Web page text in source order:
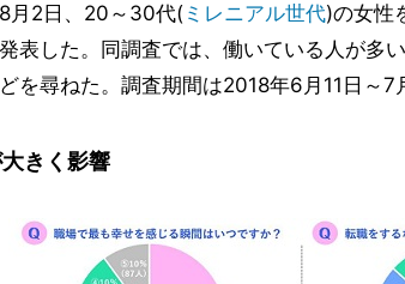
月2日、20～30代( ミレニアル世代)の女性
表した。同調査では、働いている人が多
を尋ねた。調査期間は2018年6月11日～7
きく影響